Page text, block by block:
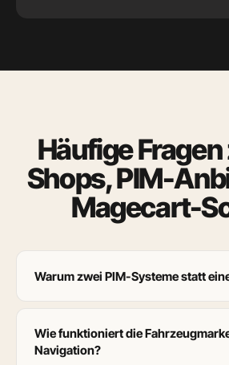
Häufige Fragen
Shops, PIM-
Magecart-
Warum zwei PIM-Systeme statt
Wie funktioniert die
Navigation?